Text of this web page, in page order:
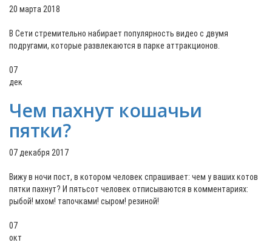
20 марта 2018
В Сети стремительно набирает популярность видео с двумя
подругами, которые развлекаются в парке аттракционов.
07
дек
Чем пахнут кошачьи
пятки?
07 декабря 2017
Вижу в ночи пост, в котором человек спрашивает: чем у ваших котов
пятки пахнут? И пятьсот человек отписываются в комментариях:
рыбой! мхом! тапочками! сыром! резиной!
07
окт